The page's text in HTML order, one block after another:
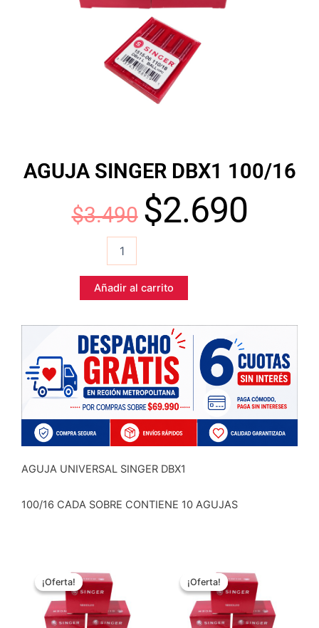
AGUJA SINGER DBX1 100/16
$3.490 El
original
era:
$3.490.
$2.690El
es:
100/16
cantidad
Añadir al carrito
AGUJA UNIVERSAL SINGER DBX1
100/16 CADA SOBRE CONTIENE 10 AGUJAS
¡Oferta!
¡Oferta!
precio
original
era:
$3.490.
precio
actual
es:
$2.690.
¡Oferta!
¡Oferta!
precio
original
era:
$3.490.
precio
actual
es:
$2.690.